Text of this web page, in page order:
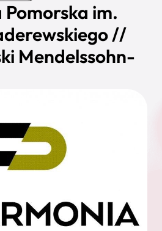
im.
//
Mendelssohn-